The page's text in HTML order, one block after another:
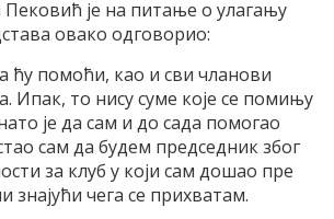
је на питање о улагању
овако одговорио:
ћу помоћи, као и сви чланови
Ипак, то нису суме које се помињу
је да сам и до сада помогао
сам да будем председник због
за клуб у који сам дошао пре
знајући чега се прихватам.